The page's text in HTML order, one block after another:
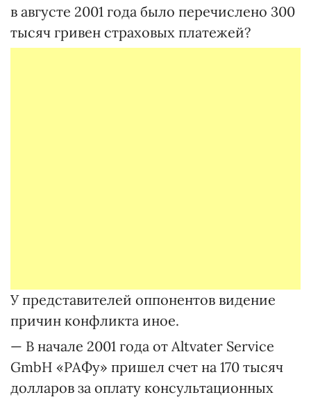
в августе 2001 года было перечислено 300
тысяч гривен страховых платежей?
У представителей оппонентов видение
причин конфликта иное.
— В начале 2001 года от Altvater Service
GmbH «РАФу» пришел счет на 170 тысяч
долларов за оплату консультационных